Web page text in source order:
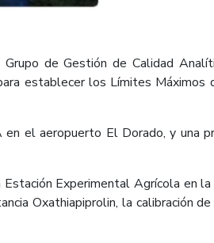
de Gestión de Calidad
establecer los Límites Máximos
el aeropuerto El Dorado, y una
Experimental Agrícola en la
Oxathiapiprolin, la calibración